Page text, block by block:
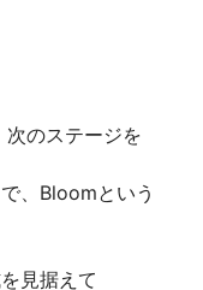
のステージを
、Bloomという
見据えて